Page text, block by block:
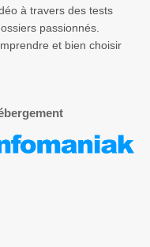
à travers des tests
passionnés.
et bien choisir